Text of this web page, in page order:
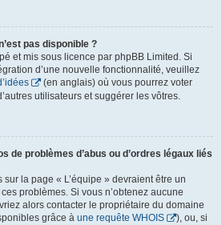
pas disponible ?
et mis sous licence par phpBB Limited. Si
d’une nouvelle fonctionnalité, veuillez
(en anglais) où vous pourrez voter
utilisateurs et suggérer les vôtres.
de problèmes d’abus ou d’ordres légaux liés
la page « L’équipe » devraient être un
problèmes. Si vous n’obtenez aucune
alors contacter le propriétaire du domaine
grâce à une requête WHOIS
), ou, si